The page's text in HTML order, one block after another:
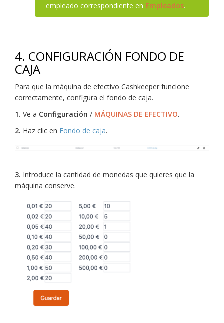
empleado correspondiente en Empleados.
4. CONFIGURACIÓN FONDO DE
CAJA
Para que la máquina de efectivo Cashkeeper funcione
correctamente, configura el fondo de caja.
1. Ve a Configuración / MÁQUINAS DE EFECTIVO.
2. Haz clic en Fondo de caja.
3. Introduce la cantidad de monedas que quieres que la
máquina conserve.